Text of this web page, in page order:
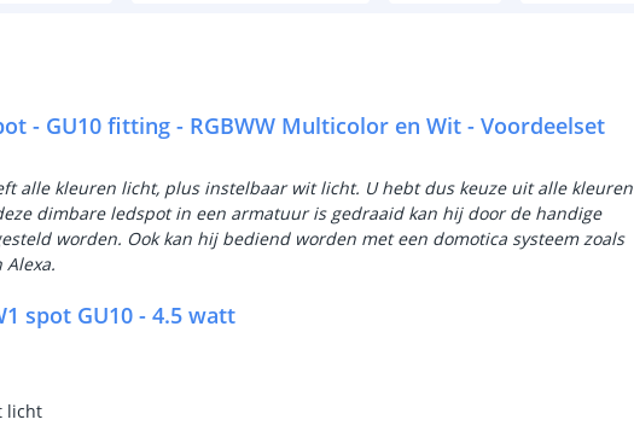
- GU10 fitting - RGBWW Multicolor en Wit - Voordeelset
alle kleuren licht, plus instelbaar wit licht. U hebt dus keuze uit alle kleuren
dimbare ledspot in een armatuur is gedraaid kan hij door de handige
worden. Ook kan hij bediend worden met een domotica systeem zoals
Alexa.
spot GU10 - 4.5 watt
licht